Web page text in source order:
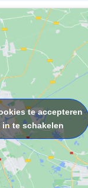
te accepteren
te schakelen